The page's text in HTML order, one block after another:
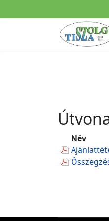
Név